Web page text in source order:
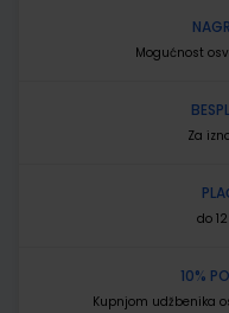
Mogućnost
Za
do
10%
Kupnjom udžbenika